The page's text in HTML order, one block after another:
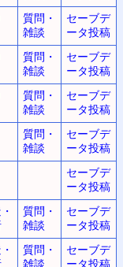
質問・
雑談
セーブデ
ータ投稿
質問・
雑談
セーブデ
ータ投稿
質問・
雑談
セーブデ
ータ投稿
質問・
雑談
セーブデ
ータ投稿
セーブデ
ータ投稿
質問・
雑談
セーブデ
ータ投稿
質問・
雑談
セーブデ
ータ投稿